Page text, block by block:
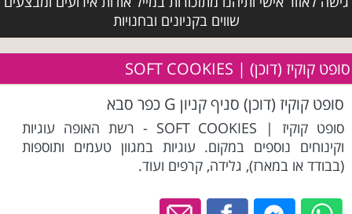
שווים בקניונים ובחנויות
סופט קוקיז (דוכן) | SOFT COOKIES
סופט קוקיז (דוכן) סניף קניון G כפר סבא
סופט קוקיז | SOFT COOKIES - רשת האופה עוגיות
וקינוחים נוספים במקום. עוגיות במגוון טעמים ותוספות
(בבודד או במארז), גלידה, קרפים ועוד.